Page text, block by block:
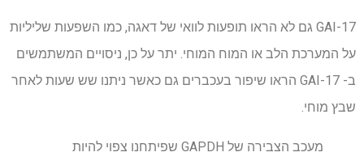
GAI-17 גם לא הראו תופעות לוואי של דאגה, כמו השפעות שליליות
על המערכת הלב או המוח המוחי. יתר על כן, ניסויים המשתמשים
ב- GAI-17 הראו שיפור בעכברים גם כאשר ניתנו שש שעות לאחר
שבץ מוחי.
מעכב הצבירה של GAPDH שפיתחנו צפוי להיות